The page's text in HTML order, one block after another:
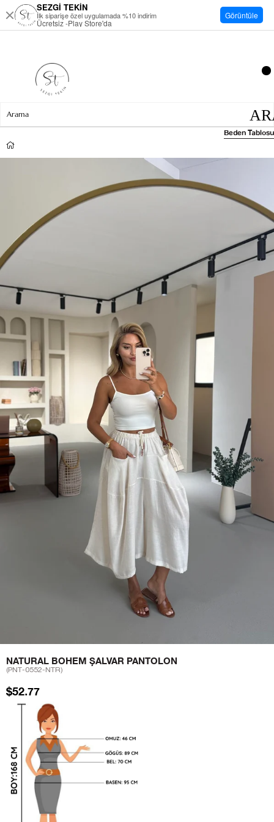
NATURAL BOHEM ŞALVAR PANTOLON
(PNT-0552-NTR)
$52.77
Beden Tablosu
SEZGİ TEKİN
İlk siparişe özel uygulamada %10 indirim
Ücretsiz -Play Store'da
Görüntüle